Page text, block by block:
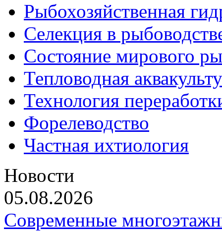
Рыбохозяйственная
Селекция в
Состояние мирового
Тепловодная
Технология
Форелеводство
Частная ихтиология
Новости
05.08.2026
Современные